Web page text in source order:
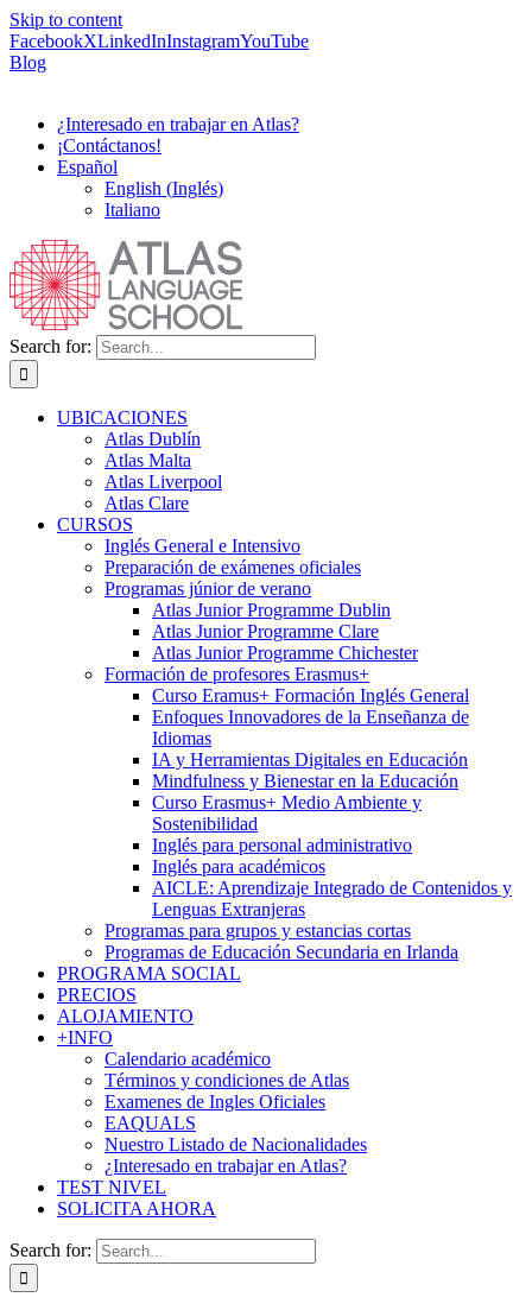
Skip to content
FacebookXLinkedInInstagramYouTube
Blog
¿Interesado en trabajar en Atlas?
¡Contáctanos!
Español
English (Inglés)
Italiano
Search for:
UBICACIONES
Atlas Dublín
Atlas Malta
Atlas Liverpool
Atlas Clare
CURSOS
Inglés General e Intensivo
Preparación de exámenes oficiales
Programas júnior de verano
Atlas Junior Programme Dublin
Atlas Junior Programme Clare
Atlas Junior Programme Chichester
Formación de profesores Erasmus+
Curso Eramus+ Formación Inglés General
Enfoques Innovadores de la Enseñanza de
Idiomas
IA y Herramientas Digitales en Educación
Mindfulness y Bienestar en la Educación
Curso Erasmus+ Medio Ambiente y
Sostenibilidad
Inglés para personal administrativo
Inglés para académicos
AICLE: Aprendizaje Integrado de Contenidos y
Lenguas Extranjeras
Programas para grupos y estancias cortas
Programas de Educación Secundaria en Irlanda
PROGRAMA SOCIAL
PRECIOS
ALOJAMIENTO
+INFO
Calendario académico
Términos y condiciones de Atlas
Examenes de Ingles Oficiales
EAQUALS
Nuestro Listado de Nacionalidades
¿Interesado en trabajar en Atlas?
TEST NIVEL
SOLICITA AHORA
Search for: